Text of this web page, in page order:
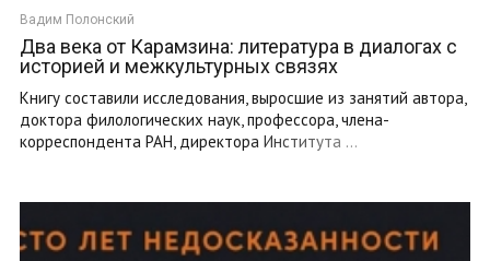
Вадим Полонский
Два века от Карамзина: литература в диалогах с
историей и межкультурных связях
Книгу составили исследования, выросшие из занятий автора,
доктора филологических наук, профессора, члена-
корреспондента РАН, директора Института ...